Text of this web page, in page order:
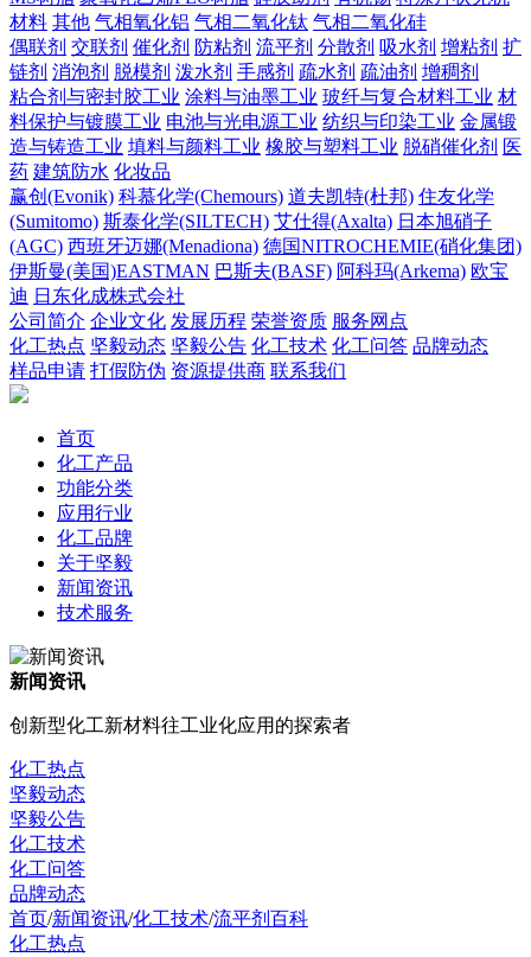
材料 其他 气相氧化铝 气相二氧化钛 气相二氧化硅
偶联剂 交联剂 催化剂 防粘剂 流平剂 分散剂 吸水剂 增粘剂 扩
链剂 消泡剂 脱模剂 泼水剂 手感剂 疏水剂 疏油剂 增稠剂
粘合剂与密封胶工业 涂料与油墨工业 玻纤与复合材料工业 材
料保护与镀膜工业 电池与光电源工业 纺织与印染工业 金属锻
造与铸造工业 填料与颜料工业 橡胶与塑料工业 脱硝催化剂 医
药 建筑防水 化妆品
赢创(Evonik) 科慕化学(Chemours) 道夫凯特(杜邦) 住友化学
(Sumitomo) 斯泰化学(SILTECH) 艾仕得(Axalta) 日本旭硝子
(AGC) 西班牙迈娜(Menadiona) 德国NITROCHEMIE(硝化集团)
伊斯曼(美国)EASTMAN 巴斯夫(BASF) 阿科玛(Arkema) 欧宝
迪 日东化成株式会社
公司简介 企业文化 发展历程 荣誉资质 服务网点
化工热点 坚毅动态 坚毅公告 化工技术 化工问答 品牌动态
样品申请 打假防伪 资源提供商 联系我们
首页
化工产品
功能分类
应用行业
化工品牌
关于坚毅
新闻资讯
技术服务
新闻资讯
创新型化工新材料往工业化应用的探索者
化工热点
坚毅动态
坚毅公告
化工技术
化工问答
品牌动态
首页/新闻资讯/化工技术/流平剂百科
化工热点